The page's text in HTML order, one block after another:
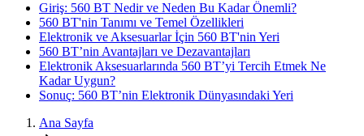
Giriş: 560 BT Nedir ve Neden Bu Kadar Önemli?
560 BT'nin Tanımı ve Temel Özellikleri
Elektronik ve Aksesuarlar İçin 560 BT'nin Yeri
560 BT’nin Avantajları ve Dezavantajları
Elektronik Aksesuarlarında 560 BT’yi Tercih Etmek Ne
Kadar Uygun?
Sonuç: 560 BT’nin Elektronik Dünyasındaki Yeri
Ana Sayfa